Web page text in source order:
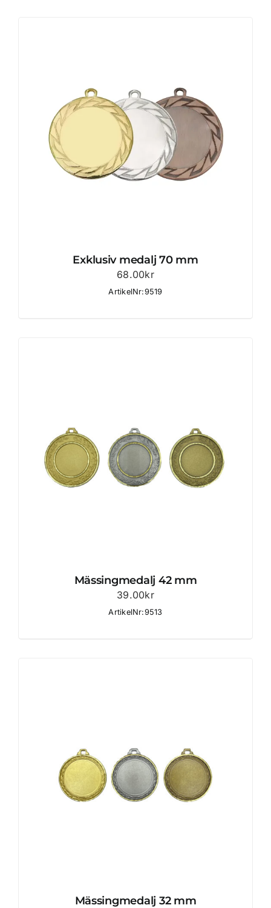
Exklusiv medalj 70 mm
68.00kr
ArtikelNr:9519
Mässingmedalj 42 mm
39.00kr
ArtikelNr:9513
Mässingmedalj 32 mm